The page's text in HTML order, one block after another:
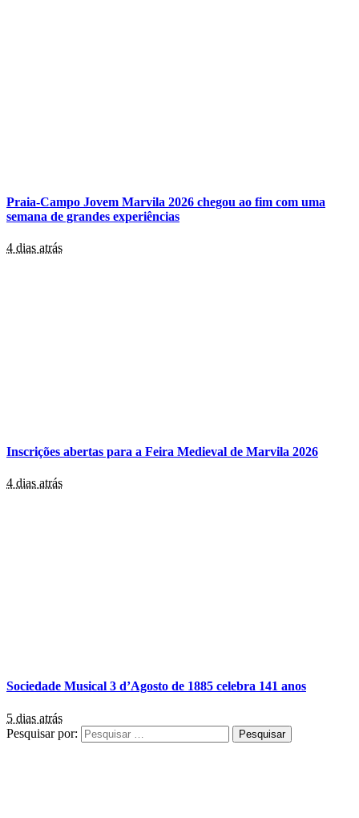
Praia-Campo Jovem Marvila 2026 chegou ao fim com uma
semana de grandes experiências
4 dias atrás
Inscrições abertas para a Feira Medieval de Marvila 2026
4 dias atrás
Sociedade Musical 3 d’Agosto de 1885 celebra 141 anos
5 dias atrás
Pesquisar por: